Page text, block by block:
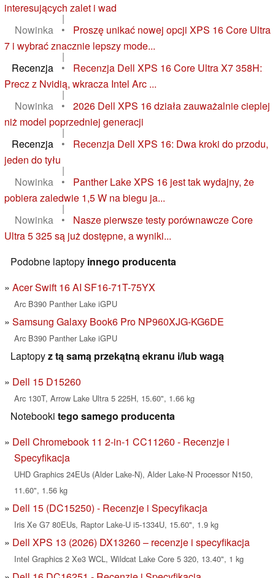
interesujących zalet i wad
|
Nowinka
•
Proszę unikać nowej opcji XPS 16 Core Ultra
7 i wybrać znacznie lepszy mode...
|
Recenzja
•
Recenzja Dell XPS 16 Core Ultra X7 358H:
Precz z Nvidią, wkracza Intel Arc ...
|
Nowinka
•
2026 Dell XPS 16 działa zauważalnie cieplej
niż model poprzedniej generacji
|
Recenzja
•
Recenzja Dell XPS 16: Dwa kroki do przodu,
jeden do tyłu
|
Nowinka
•
Panther Lake XPS 16 jest tak wydajny, że
pobiera zaledwie 1,5 W na biegu ja...
|
Nowinka
•
Nasze pierwsze testy porównawcze Core
Ultra 5 325 są już dostępne, a wyniki...
Podobne laptopy innego producenta
Acer Swift 16 AI SF16-71T-75YX
Arc B390 Panther Lake iGPU
Samsung Galaxy Book6 Pro NP960XJG-KG6DE
Arc B390 Panther Lake iGPU
Laptopyz tą samą przekątną ekranu i/lub wagą
Dell 15 D15260
Arc 130T, Arrow Lake Ultra 5 225H, 15.60", 1.66 kg
Notebooki tego samego producenta
Dell Chromebook 11 2-in-1 CC11260 - Recenzje i
Specyfikacja
UHD Graphics 24EUs (Alder Lake-N), Alder Lake-N Processor N150,
11.60", 1.56 kg
Dell 15 (DC15250) - Recenzje i Specyfikacja
Iris Xe G7 80EUs, Raptor Lake-U i5-1334U, 15.60", 1.9 kg
Dell XPS 13 (2026) DX13260 – recenzje i specyfikacja
Intel Graphics 2 Xe3 WCL, Wildcat Lake Core 5 320, 13.40", 1 kg